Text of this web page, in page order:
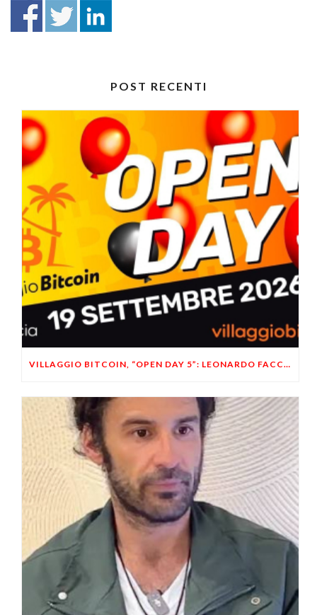
POST RECENTI
VILLAGGIO BITCOIN, “OPEN DAY 5”: LEONARDO FACCO OSPITE A BRESCIA